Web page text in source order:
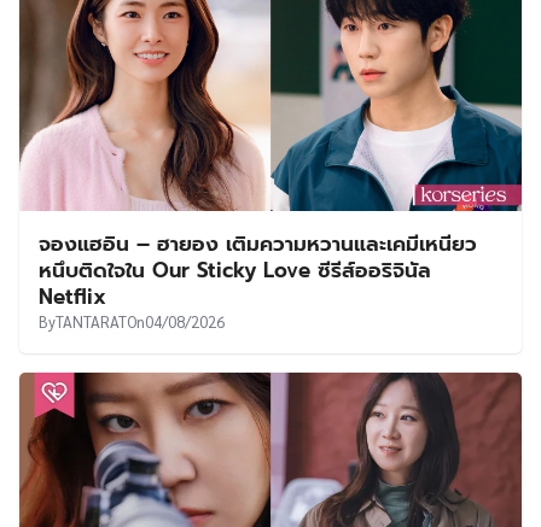
จองแฮอิน – ฮายอง เติมความหวานและเคมีเหนียว
หนึบติดใจใน Our Sticky Love ซีรีส์ออริจินัล
Netflix
ByTANTARATOn04/08/2026